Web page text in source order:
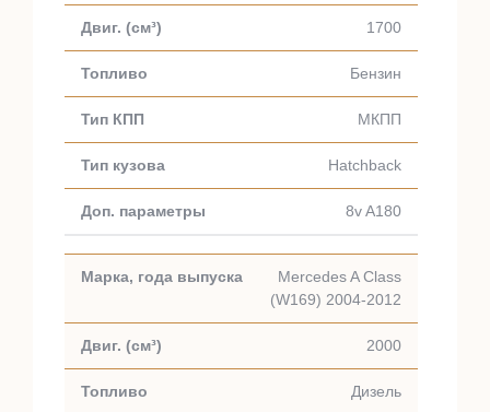
1700
Бензин
МКПП
Hatchback
8v A180
Mercedes A Class
(W169) 2004-2012
2000
Дизель